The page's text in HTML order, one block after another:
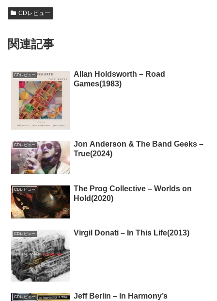
CDレビュー
関連記事
CDレビュー
Allan Holdsworth – Road
Games(1983)
CDレビュー
Jon Anderson & The Band Geeks –
True(2024)
CDレビュー
The Prog Collective – Worlds on
Hold(2020)
CDレビュー Virgil Donati – In This Life(2013)
CDレビュー
Jeff Berlin – In Harmony’s